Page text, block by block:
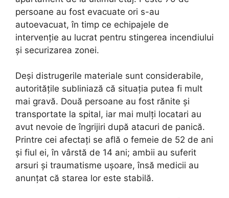
persoane au fost evacuate ori s-au
autoevacuat, în timp ce echipajele de
intervenție au lucrat pentru stingerea incendiului
și securizarea zonei.
Deși distrugerile materiale sunt considerabile,
autoritățile subliniază că situația putea fi mult
mai gravă. Două persoane au fost rănite și
transportate la spital, iar mai mulți locatari au
avut nevoie de îngrijiri după atacuri de panică.
Printre cei afectați se află o femeie de 52 de ani
și fiul ei, în vârstă de 14 ani; ambii au suferit
arsuri și traumatisme ușoare, însă medicii au
anunțat că starea lor este stabilă.